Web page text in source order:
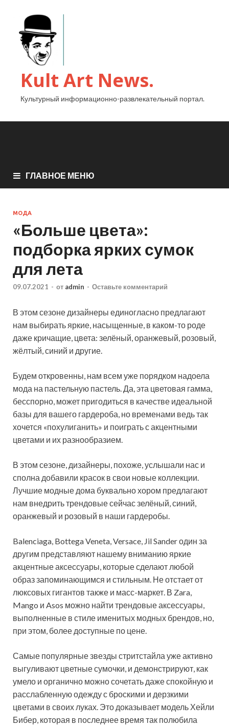
Kult Art News.
Культурный информационно-развлекательный портал.
ГЛАВНОЕ МЕНЮ
МОДА
«Больше цвета»:
подборка ярких сумок
для лета
09.07.2021 - от admin - Оставьте комментарий
В этом сезоне дизайнеры единогласно предлагают
нам выбирать яркие, насыщенные, в каком-то роде
даже кричащие, цвета: зелёный, оранжевый, розовый,
жёлтый, синий и другие.
Будем откровенны, нам всем уже порядком надоела
мода на пастельную пастель. Да, эта цветовая гамма,
бесспорно, может пригодиться в качестве идеальной
базы для вашего гардероба, но временами ведь так
хочется «похулиганить» и поиграть с акцентными
цветами и их разнообразием.
В этом сезоне, дизайнеры, похоже, услышали нас и
сполна добавили красок в свои новые коллекции.
Лучшие модные дома буквально хором предлагают
нам внедрить трендовые сейчас зелёный, синий,
оранжевый и розовый в наши гардеробы.
Balenciaga, Bottega Veneta, Versace, Jil Sander один за
другим представляют нашему вниманию яркие
акцентные аксессуары, которые сделают любой
образ запоминающимся и стильным. Не отстает от
люксовых гигантов также и масс-маркет. В Zara,
Mango и Asos можно найти трендовые аксессуары,
выполненные в стиле именитых модных брендов, но,
при этом, более доступные по цене.
Самые популярные звезды стритстайла уже активно
выгуливают цветные сумочки, и демонстрируют, как
умело и органично можно сочетать даже спокойную и
расслабленную одежду с броскими и дерзкими
цветами в своих луках. Это доказывает модель Хейли
Бибер, которая в последнее время так полюбила